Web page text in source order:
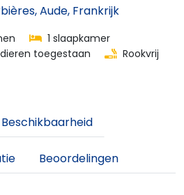
Aude, Frankrijk
1 slaapkamer
toegestaan Rookvrij
Beschikbaarheid
Beoordelingen